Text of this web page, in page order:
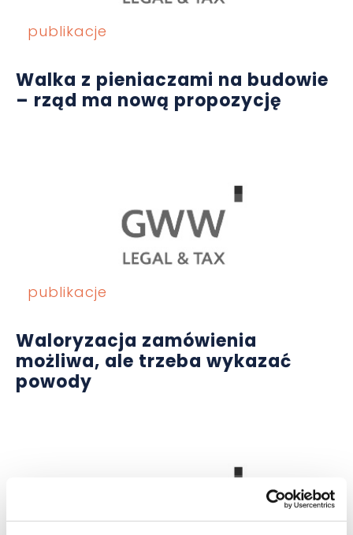
publikacje
Walka z pieniaczami na budowie
– rząd ma nową propozycję
publikacje
Waloryzacja zamówienia
możliwa, ale trzeba wykazać
powody